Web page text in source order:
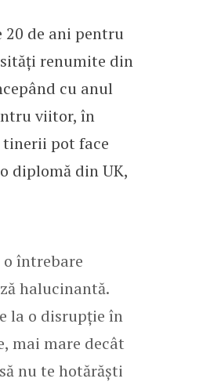
de ani pentru
renumite din
cu anul
viitor, în
pot face
diplomă din UK,
o întrebare
halucinantă.
la o disrupție în
mai mare decât
nu te hotărăști